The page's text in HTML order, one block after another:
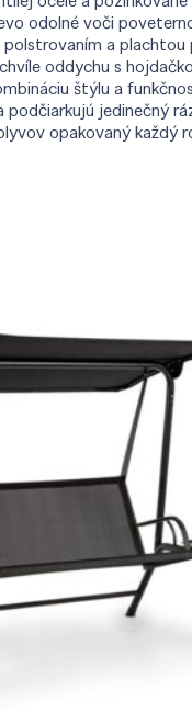
odolné voči
a
oddychu s
štýlu a
jedinečný
opakovaný každý